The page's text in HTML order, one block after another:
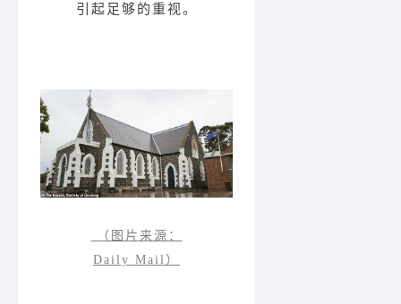
引起足够的重视。
（图片来源：
Daily Mail）